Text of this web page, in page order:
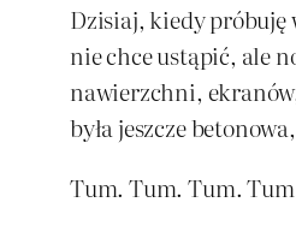
Dzisiaj, kiedy próbuję
nie chce ustąpić, ale
nawierzchni,
była jeszcze
Tum. Tum. Tum.